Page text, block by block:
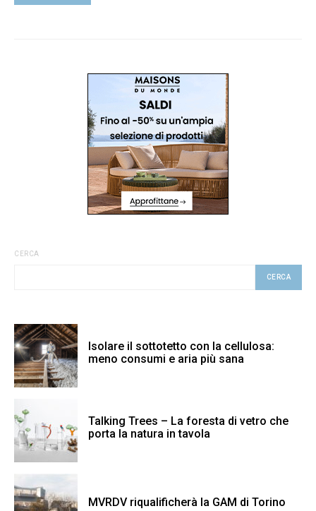
CERCA
CERCA
Isolare il sottotetto con la cellulosa:
meno consumi e aria più sana
Talking Trees – La foresta di vetro che
porta la natura in tavola
MVRDV riqualificherà la GAM di Torino